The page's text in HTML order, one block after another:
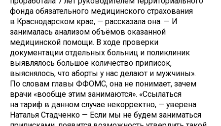
фонда обязательного медицинского страхования
в Краснодарском крае, — рассказала она. — И
занималась анализом объёмов оказанной
медицинской помощи. В ходе проверки
документации отдельных больниц и поликлиник
выявлялось большое количество приписок,
выяснялось, что аборты у нас делают и мужчины».
По словам главы ФФОМС, она не понимает, зачем
врачи «вообще этим занимаются». «Ссылаться
на тариф в данном случае некорректно, — уверена
Наталья Стадченко — Если мы не будем заниматься